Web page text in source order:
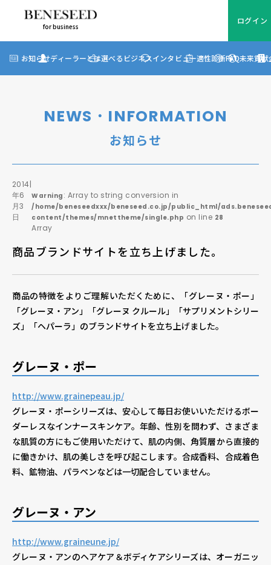
for business
お知らせ
ディーラーとは
FAQ
未来貢献
企業情報
ディーラー契約について
for business
ログイン
お知らせディーラーとは選べるビジネスインタビュー適性診断
? FAQ未来貢献
NEWS・INFORMATION
お知らせ
2014
年6
月3
日
Warning : Array to string conversion in
/home/beneseedxxx/beneseed.co.jp/public_html/
content/themes/mnettheme/single.php on line 28
Array
商品ブランドサイトを立ち上げました。
商品の特徴をよりご理解いただくために、「グレーヌ・ポー」
「グレーヌ・アン」「グレーヌ クルール」「サプリメントシリー
ズ」「ヘパーラ」のブランドサイトを立ち上げました。
グレーヌ・ポー
http://www.grainepeau.jp/
グレーヌ・ポーシリーズは、安心して毎日お使いいただけるボー
ダーレスなインナースキンケア。年齢、性別を問わず、さまざま
な肌質の方にもご使用いただけて、肌の内側、角質層から直接的
に働きかけ、肌の美しさを呼び起こします。合成香料、合成着色
料、鉱物油、パラペンなどは一切配合していません。
グレーヌ・アン
http://www.graineune.jp/
グレーヌ・アンのヘアケア＆ボディケアシリーズは、オーガニッ